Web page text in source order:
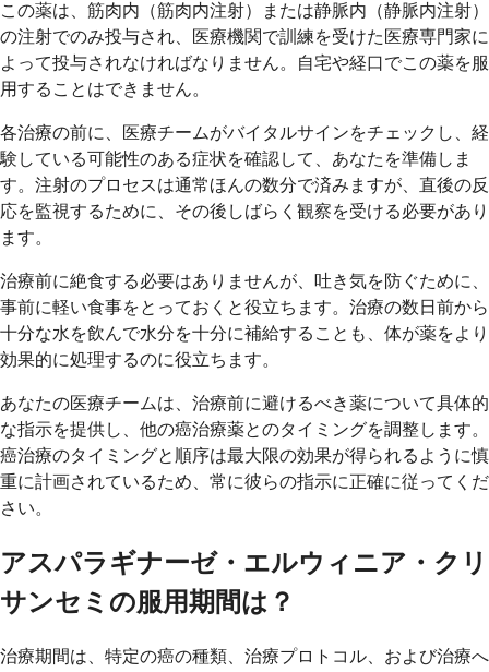
この薬は、筋肉内（筋肉内注射）または静脈内（静脈内注射）
の注射でのみ投与され、医療機関で訓練を受けた医療専門家に
よって投与されなければなりません。自宅や経口でこの薬を服
用することはできません。
各治療の前に、医療チームがバイタルサインをチェックし、経
験している可能性のある症状を確認して、あなたを準備しま
す。注射のプロセスは通常ほんの数分で済みますが、直後の反
応を監視するために、その後しばらく観察を受ける必要があり
ます。
治療前に絶食する必要はありませんが、吐き気を防ぐために、
事前に軽い食事をとっておくと役立ちます。治療の数日前から
十分な水を飲んで水分を十分に補給することも、体が薬をより
効果的に処理するのに役立ちます。
あなたの医療チームは、治療前に避けるべき薬について具体的
な指示を提供し、他の癌治療薬とのタイミングを調整します。
癌治療のタイミングと順序は最大限の効果が得られるように慎
重に計画されているため、常に彼らの指示に正確に従ってくだ
さい。
アスパラギナーゼ・エルウィニア・クリ
サンセミの服用期間は？
治療期間は、特定の癌の種類、治療プロトコル、および治療へ